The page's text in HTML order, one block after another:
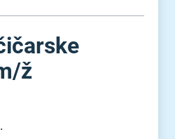
⁠ž